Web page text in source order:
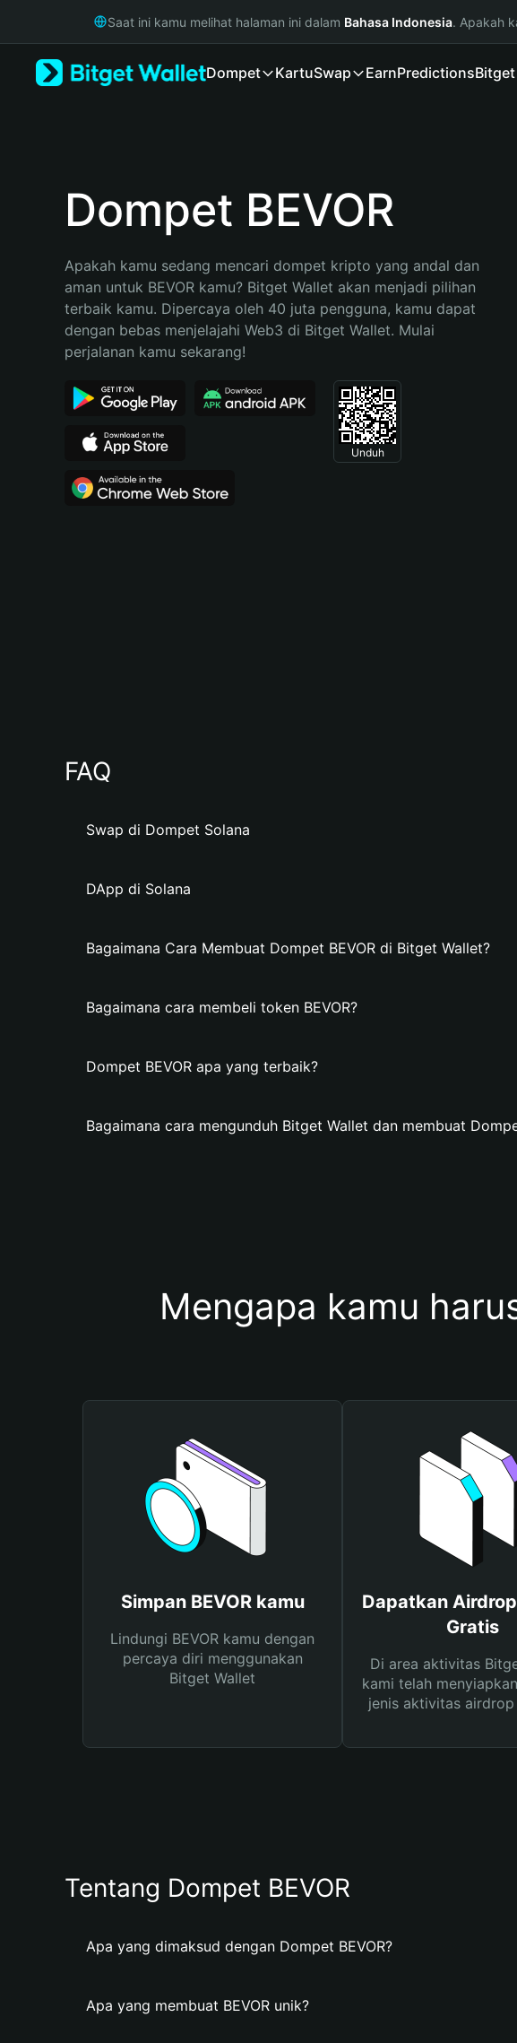
Русский
Bahasa Indonesia
Español (Argentina)
Saat ini kamu melihat halaman ini dalam Bahasa Indonesia. Apakah
Dompet KartuSwap EarnPredictions
Dompet BEVOR
Apakah kamu sedang mencari dompet kripto yang andal dan
aman untuk BEVOR kamu? Bitget Wallet akan menjadi pilihan
terbaik kamu. Dipercaya oleh 40 juta pengguna, kamu dapat
dengan bebas menjelajahi Web3 di Bitget Wallet. Mulai
perjalanan kamu sekarang!
Unduh
FAQ
Swap di Dompet Solana
DApp di Solana
Bagaimana Cara Membuat Dompet BEVOR di Bitget Wallet?
Bagaimana cara membeli token BEVOR?
Dompet BEVOR apa yang terbaik?
Bagaimana cara mengunduh Bitget Wallet dan membuat
Mengapa kamu
Simpan BEVOR kamu
Lindungi BEVOR kamu dengan
percaya diri menggunakan
Bitget Wallet
Dapatkan Airdrop
Gratis
Di area aktivitas
kami telah
jenis aktivitas
Tentang Dompet BEVOR
Apa yang dimaksud dengan Dompet BEVOR?
Apa yang membuat BEVOR unik?